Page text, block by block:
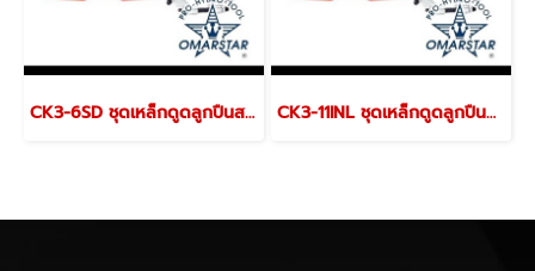
CK3-6SD ชุดเหล็กดูดลูกปืนสามขา พร้อมจาน CK3-11INL ชุดเหล็กดูดลูกปืนสามขา พร้อมจาน